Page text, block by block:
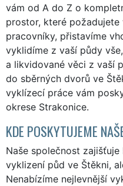
vám od A do Z o
prostor, které
pracovníky, přistavíme
vyklidíme z vaší půdy
a likvidované věci z vaší
do sběrných dvorů ve
vyklízecí práce vám
okrese Strakonice.
KDE POSKYTUJEME
Naše společnost
vyklizení půd ve Štěkni,
Nenabízíme nejlevnější